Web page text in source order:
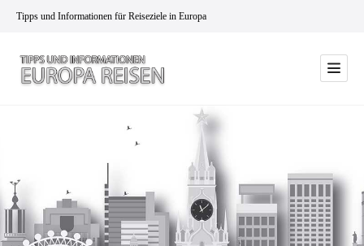
Tipps und Informationen für Reiseziele in Europa